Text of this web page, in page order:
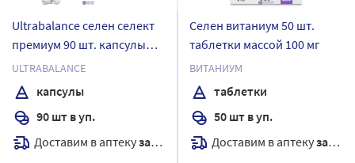
Ultrabalance селен селект
премиум 90 шт. капсулы
массой 400 мг
ULTRABALANCE
капсулы
90 шт в уп.
Доставим в аптекузавтра
Селен витаниум 50 шт.
таблетки массой 100 мг
ВИТАНИУМ
таблетки
50 шт в уп.
Доставим в аптекузавтра